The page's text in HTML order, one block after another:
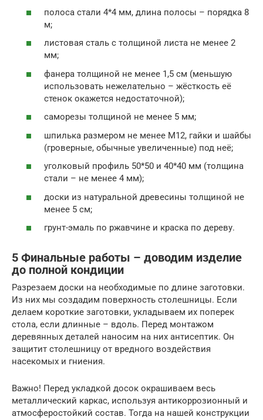
полоса стали 4*4 мм, длина полосы – порядка 8
м;
листовая сталь с толщиной листа не менее 2
мм;
фанера толщиной не менее 1,5 см (меньшую
использовать нежелательно – жёсткость её
стенок окажется недостаточной);
саморезы толщиной не менее 5 мм;
шпилька размером не менее М12, гайки и шайбы
(гроверные, обычные увеличенные) под неё;
уголковый профиль 50*50 и 40*40 мм (толщина
стали – не менее 4 мм);
доски из натуральной древесины толщиной не
менее 5 см;
грунт-эмаль по ржавчине и краска по дереву.
5 Финальные работы – доводим изделие
до полной кондиции
Разрезаем доски на необходимые по длине заготовки.
Из них мы создадим поверхность столешницы. Если
делаем короткие заготовки, укладываем их поперек
стола, если длинные – вдоль. Перед монтажом
деревянных деталей наносим на них антисептик. Он
защитит столешницу от вредного воздействия
насекомых и гниения.
Важно! Перед укладкой досок окрашиваем весь
металлический каркас, используя антикоррозионный и
атмосферостойкий состав. Тогда на нашей конструкции